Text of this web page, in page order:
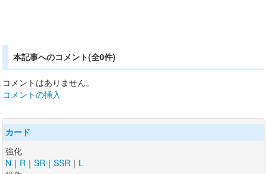
本記事へのコメント(全0件)
コメントはありません。
コメントの挿入
カード
強化
N ｜ R ｜ SR ｜ SSR ｜ L